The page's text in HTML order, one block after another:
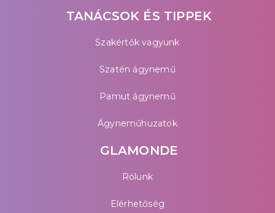
TANÁCSOK ÉS TIPPEK
Szakértők vagyunk
Szatén ágynemű
Pamut ágynemű
Ágyneműhuzatok
GLAMONDE
Rólunk
Elérhetőség